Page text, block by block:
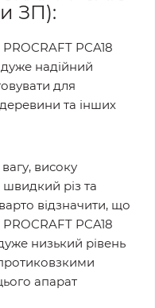
ЗП):
PCA18
надійний
для
та інших
високу
швидкий різ та
відзначити, що
PCA18
низький рівень
протиковзкими
апарат